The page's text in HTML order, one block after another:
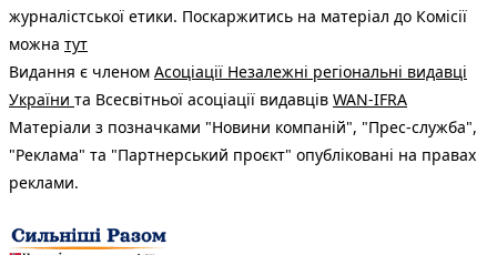
журналістської етики. Поскаржитись на матеріал до Комісії
можна тут
Видання є членом Асоціації Незалежні регіональні видавці
України та Всесвітньої асоціації видавців WAN-IFRA
Матеріали з позначками "Новини компаній", "Прес-служба",
"Реклама" та "Партнерський проєкт" опубліковані на правах
реклами.